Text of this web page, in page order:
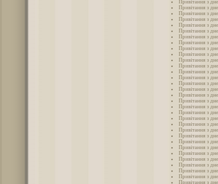
Привітання з
Привітання з
Привітання з
Привітання з
Привітання з
Привітання з
Привітання з
Привітання з
Привітання з
Привітання з
Привітання з
Привітання з
Привітання з
Привітання з
Привітання з
Привітання з
Привітання з
Привітання з
Привітання з
Привітання з
Привітання з
Привітання з
Привітання з
Привітання з
Привітання з
Привітання з
Привітання з
Привітання з
Привітання з
Привітання з
Привітання з
Привітання з